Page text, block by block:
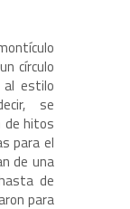
círculo
estilo
se
de hitos
para el
de una
de
para